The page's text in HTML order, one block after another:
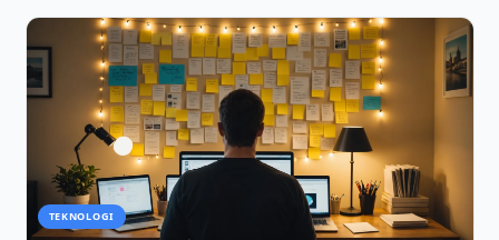
TEKNOLOGI